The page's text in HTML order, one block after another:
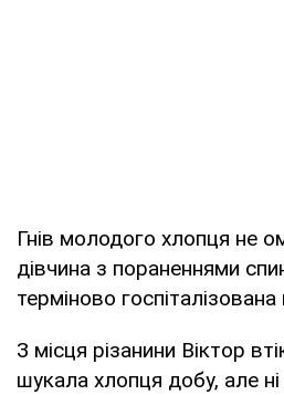
Гнів молодого хлопця не
дівчина з пораненнями
терміново
З місця різанини Віктор
шукала хлопця добу, але ні